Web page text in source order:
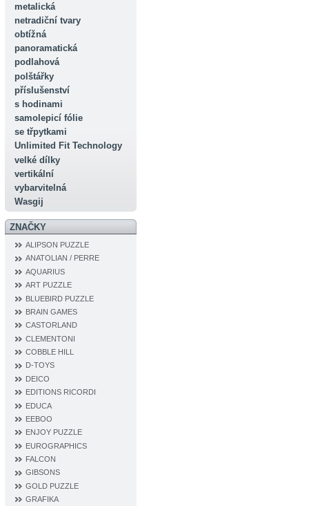
metalická
netradiční tvary
obtížná
panoramatická
podlahová
polštářky
příslušenství
s hodinami
samolepicí fólie
se třpytkami
Unlimited Fit Technology
velké dílky
vertikální
vybarvitelná
Wasgij
ZNAČKY
ALIPSON PUZZLE
ANATOLIAN / PERRE
AQUARIUS
ART PUZZLE
BLUEBIRD PUZZLE
BRAIN GAMES
CASTORLAND
CLEMENTONI
COBBLE HILL
D‐TOYS
DEICO
EDITIONS RICORDI
EDUCA
EEBOO
ENJOY PUZZLE
EUROGRAPHICS
FALCON
GIBSONS
GOLD PUZZLE
GRAFIKA